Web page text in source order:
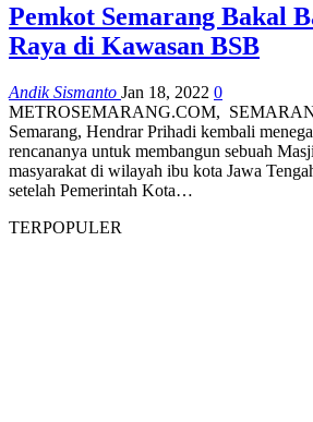
Pemkot Semarang Bakal
Raya di Kawasan BSB
Andik Sismanto Jan 18, 2022 0
METROSEMARANG.COM,
Semarang, Hendrar Prihadi kembali
rencananya untuk membangun sebuah
masyarakat di wilayah ibu kota Jawa
setelah Pemerintah Kota…
TERPOPULER